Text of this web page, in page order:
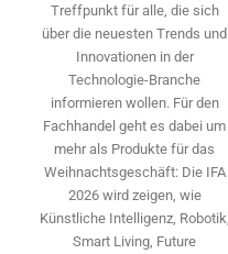
Treffpunkt für alle, die sich
über die neuesten Trends und
Innovationen in der
Technologie-­Branche
informieren wollen. Für den
Fachhandel geht es dabei um
mehr als Produkte für das
Weihnachtsgeschäft: Die IFA
2026 wird ­zeigen, wie
Künstliche Intelligenz, Robotik,
Smart Living, Future